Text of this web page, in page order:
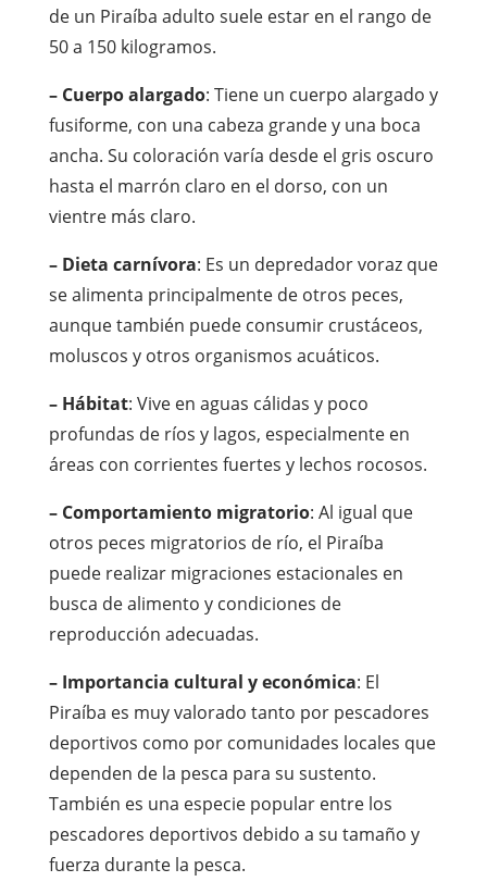
de un Piraíba adulto suele estar en el rango de
50 a 150 kilogramos.
– Cuerpo alargado: Tiene un cuerpo alargado y
fusiforme, con una cabeza grande y una boca
ancha. Su coloración varía desde el gris oscuro
hasta el marrón claro en el dorso, con un
vientre más claro.
– Dieta carnívora: Es un depredador voraz que
se alimenta principalmente de otros peces,
aunque también puede consumir crustáceos,
moluscos y otros organismos acuáticos.
– Hábitat: Vive en aguas cálidas y poco
profundas de ríos y lagos, especialmente en
áreas con corrientes fuertes y lechos rocosos.
– Comportamiento migratorio: Al igual que
otros peces migratorios de río, el Piraíba
puede realizar migraciones estacionales en
busca de alimento y condiciones de
reproducción adecuadas.
– Importancia cultural y económica: El
Piraíba es muy valorado tanto por pescadores
deportivos como por comunidades locales que
dependen de la pesca para su sustento.
También es una especie popular entre los
pescadores deportivos debido a su tamaño y
fuerza durante la pesca.